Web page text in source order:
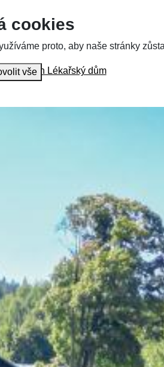
Penzion Lékařský dům
cookies
proto, aby naše stránky
vše